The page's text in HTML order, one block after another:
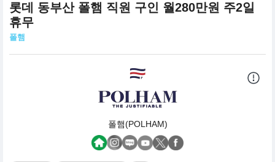
롯데 동부산 폴햄 직원 구인 월280만원 주2일
휴무
폴햄
폴햄(POLHAM)